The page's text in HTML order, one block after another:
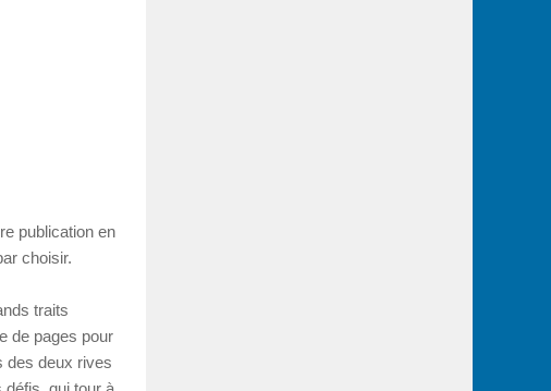
publication en
choisir.
traits
de pages pour
des deux rives